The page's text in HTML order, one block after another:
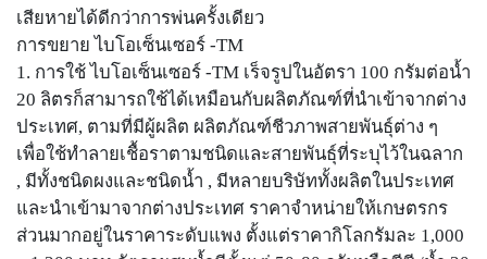
เสียหายได้ดีกว่าการพ่นครั้งเดียว
การขยาย ไบโอเซ็นเซอร์ -TM
1. การใช้ ไบโอเซ็นเซอร์ -TM เร็จรูปในอัตรา 100 กรัมต่อน้ำ
20 ลิตรก็สามารถใช้ได้เหมือนกับผลิตภัณฑ์ที่นำเข้าจากต่าง
ประเทศ, ตามที่มีผู้ผลิต ผลิตภัณฑ์ชีวภาพสายพันธุ์ต่าง ๆ
เพื่อใช้ทำลายเชื้อราตามชนิดและสายพันธุ์ที่ระบุไว้ในฉลาก
, มีทั้งชนิดผงและชนิดน้ำ , มีหลายบริษัททั้งผลิตในประเทศ
และนำเข้ามาจากต่างประเทศ ราคาจำหน่ายให้เกษตรกร
ส่วนมากอยู่ในราคาระดับแพง ตั้งแต่ราคากิโลกรัมละ 1,000